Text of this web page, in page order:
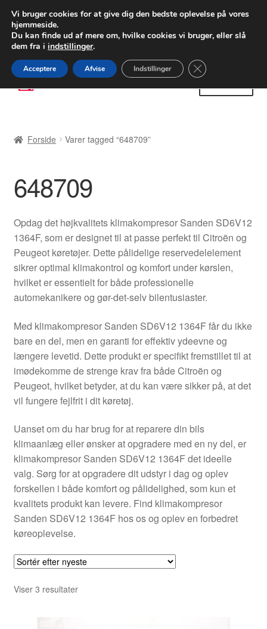
LEVERING fra 55 kr.
FEDEX verdensomspændende forsendelse
80 82 72 02
Spring
til
Spring
til
Betalinger
Kasse
Klageprocedure
Kontakte
Levering
Min Konto
Om os
Privatlivspolitik
Vilkår og betingelser
Forside Varer tagged “648709”
648709
Opdag det højkvalitets klimakompresor Sanden SD6V12
1364F, som er designet til at passe perfekt til Citroën og
Peugeot køretøjer. Dette pålidelige reservedelelement
sikrer optimal klimakontrol og komfort under kørslen,
hvilket er essentielt for både professionelle
automekanikere og gør-det-selv bilentusiaster.
Med klimakompresor Sanden SD6V12 1364F får du ikke
bare en del, men en garanti for effektiv ydeevne og
længere levetid. Dette produkt er specifikt fremstillet til at
imødekomme de strenge krav fra både Citroën og
Peugeot, hvilket betyder, at du kan være sikker på, at det
vil fungere fejlfrit i dit køretøj.
Uanset om du har brug for at reparere din bils
klimaanlæg eller ønsker at opgradere med en ny del, er
klimakompresor Sanden SD6V12 1364F det ideelle
valg. Sørg for at opgradere dit udstyr i dag og oplev
forskellen i både komfort og pålidelighed, som kun et
kvalitets produkt kan levere. Find klimakompresor
Sanden SD6V12 1364F hos os og oplev en forbedret
køreoplevelse.
Viser 3 resultaterSorteret
Vi bruger cookies for at give dig den bedste oplevelse på vores
hjemmeside.
Du kan finde ud af mere om, hvilke cookies vi bruger, eller slå
dem fra i indstillinger.
Acceptere Afvise Indstillinger Close GDPR